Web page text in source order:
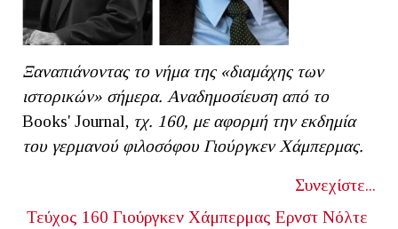
Ξαναπιάνοντας το νήμα της «διαμάχης των
ιστορικών» σήμερα. Αναδημοσίευση από το
Books' Journal, τχ. 160, με αφορμή την εκδημία
του γερμανού φιλοσόφου Γιούργκεν Χάμπερμας.
Συνεχίστε...
Τεύχος 160 Γιούργκεν Χάμπερμας Ερνστ Νόλτε